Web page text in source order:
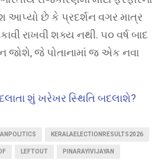
આપ્યો છે કે પ્રદર્શન વગર માત્ર
રાખવી શક્ય નથી. ૫૦ વર્ષ બાદ
જોશે, જે પોતાનામાં જ એક નવા
શું ખરેખર સ્થિતિ બદલાશે?
KERALAELECTIONRESULTS2026
LEFTOUT PINARAYIVIJAYAN